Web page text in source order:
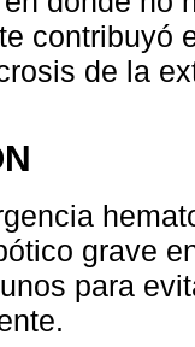
contribuyó
de la
grave
para